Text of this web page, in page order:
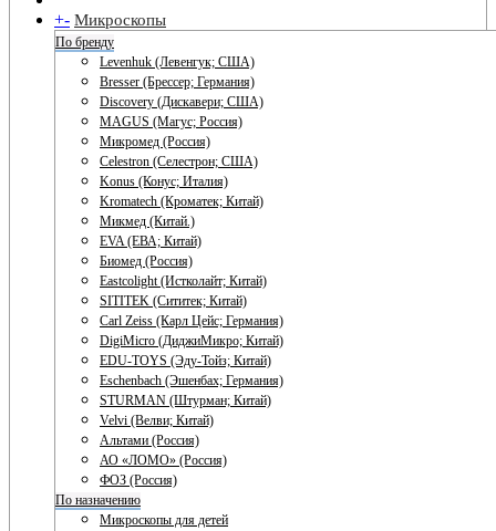
+- Микроскопы
По бренду
Levenhuk (Левенгук; США)
Bresser (Брессер; Германия)
Discovery (Дискавери; США)
MAGUS (Магус; Россия)
Микромед (Россия)
Celestron (Селестрон; США)
Konus (Конус; Италия)
Kromatech (Кроматек; Китай)
Микмед (Китай.)
EVA (ЕВА; Китай)
Биомед (Россия)
Eastcolight (Истколайт; Китай)
SITITEK (Сититек; Китай)
Carl Zeiss (Карл Цейс; Германия)
DigiMicro (ДиджиМикро; Китай)
EDU-TOYS (Эду-Тойз; Китай)
Eschenbach (Эшенбах; Германия)
STURMAN (Штурман; Китай)
Velvi (Велви; Китай)
Альтами (Россия)
АО «ЛОМО» (Россия)
ФОЗ (Россия)
По назначению
Микроскопы для детей